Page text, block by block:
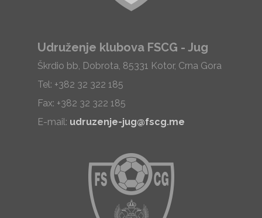
Udruženje klubova FSCG - Jug
Škrdio bb, Dobrota, 85331 Kotor, Crna Gora
Tel: +382 32 322 185
Fax: +382 32 322 185
E-mail: udruzenje-jug@fscg.me